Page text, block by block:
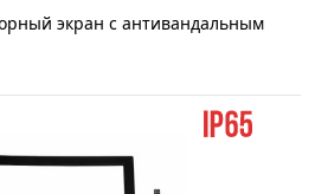
экран с антивандальным